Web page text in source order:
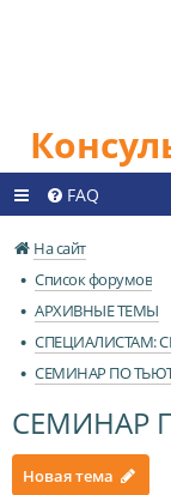
FAQ
На сайт
Список форумов
АРХИВНЫЕ ТЕМЫ
СПЕЦИАЛИСТАМ:
СЕМИНАР ПО
СЕМИНАР
Новая тема